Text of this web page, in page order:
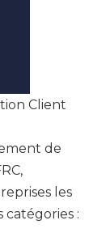
Client
de
les
: